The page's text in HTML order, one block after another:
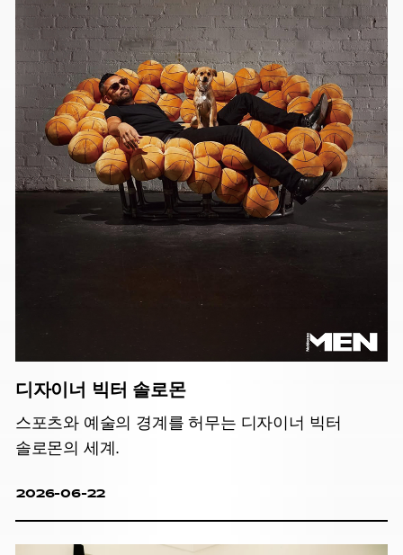
디자이너 빅터 솔로몬
스포츠와 예술의 경계를 허무는 디자이너 빅터
솔로몬의 세계.
2026-06-22